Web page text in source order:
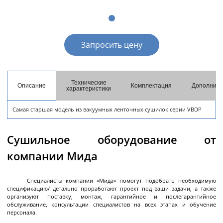
Центрифуги с верхней разгрузкой и прямым
Центрифуги с верхней разгрузкой и откидным
Центрифуги с нижней выгрузкой и ножевым
съёмом осадка автомат
Центрифуги с нижней выгрузкой и ножевым
съёмом осадка полуавтомат
Центрифуги с нижней выгрузкой, ножевым
съёмом осадка и натяжным мешком
Центрифуги горизонтальные консольного типа
Центрифуги горизонтальные с ножевым
съёмом осадка
Центрифуги горизонтальные с ножевым
съёмом осадка и сифоном
Центрифуги горизонтальные во
взрывобезопасном исполнении
Центрифуги горизонтальные с пульсирующей
выгрузкой осадка
Трубчатые центрифуги
Далее
Декантеры
Декантерная центрифуга для осаждения
твёрдых частиц
Запросить цену
Описание
Технические
характеристики
Комплектация
Самая старшая модель из вакуумных ленточных сушилок серии VBDP
Сушильное оборудование от
компании Мида
Специалисты компании «Мида» помогут подобрать необходимую
спецификацию/ детально проработают проект под ваши задачи, а также
организуют поставку, монтаж, гарантийное и послегарантийное
обслуживание, консультации специалистов на всех этапах и обучение
персонала.